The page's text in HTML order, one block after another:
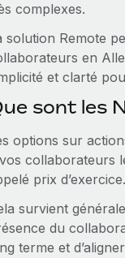
complexes.
solution Remote
en
et clarté
sont les
options sur
collaborateurs
prix d’exercice.
survient
du
terme et